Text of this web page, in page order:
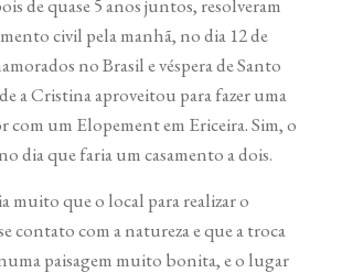
de quase 5 anos juntos, resolveram
civil pela manhã, no dia 12 de
no Brasil e véspera de Santo
a Cristina aproveitou para fazer uma
com um Elopement em Ericeira. Sim, o
dia que faria um casamento a dois.
muito que o local para realizar o
contato com a natureza e que a troca
paisagem muito bonita, e o lugar